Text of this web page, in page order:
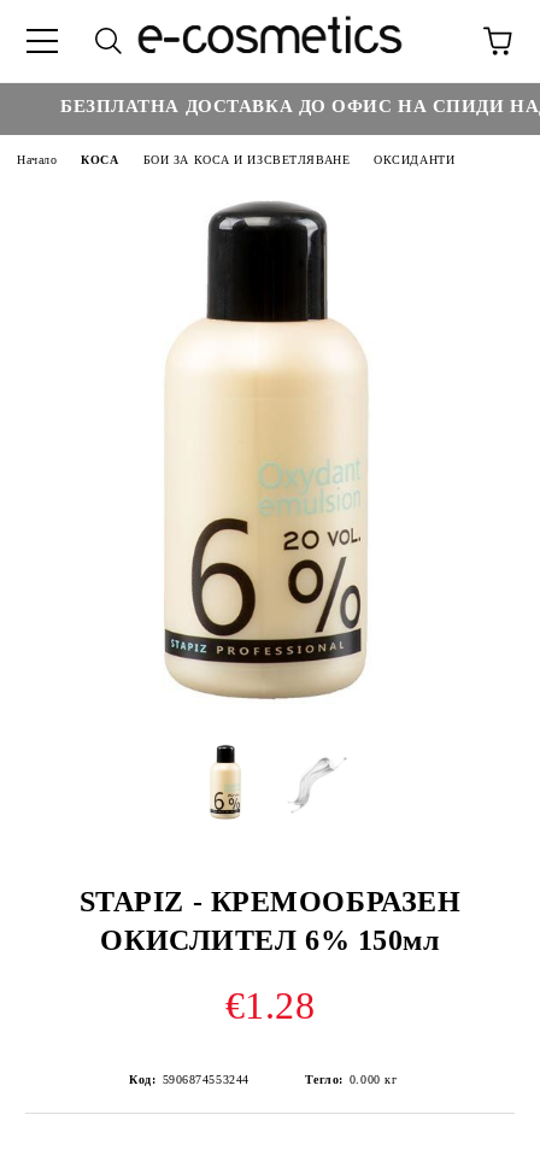
БЕЗПЛАТНА ДОСТАВКА ДО ОФИС НА СПИДИ НАД
Начало КОСА БОИ ЗА КОСА И ИЗСВЕТЛЯВАНЕ ОКСИДАНТИ
STAPIZ - КРЕМООБРАЗЕН
ОКИСЛИТЕЛ 6% 150мл
€1.28
Код: 5906874553244 Тегло: 0.000 кг